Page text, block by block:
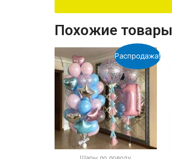
Похожие товары
Распродажа!